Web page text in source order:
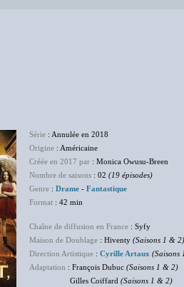
Série : Annulée en 2018
Origine : Américaine
Créée en 2017 par : Monica Owusu-Breen
Nombre de saisons : 02 (19 épisodes)
Genre : Drame - Fantastique
Format : 42 min
Chaîne de diffusion en France : Syfy
Maison de Doublage : Hiventy (Saisons 1 & 2)
Direction Artistique : Cyrille Artaux (Saisons
Adaptation : François Dubuc (Saisons 1 & 2)
Gilles Coiffard (Saisons 1 & 2)